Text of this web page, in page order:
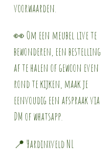
voorwaarden.
👀 Om een meubel live te
bewonderen, een bestelling
af te halen of gewoon even
rond te kijken, maak je
eenvoudig een afspraak via
DM of whatsapp.
📍 Hardinxveld NL